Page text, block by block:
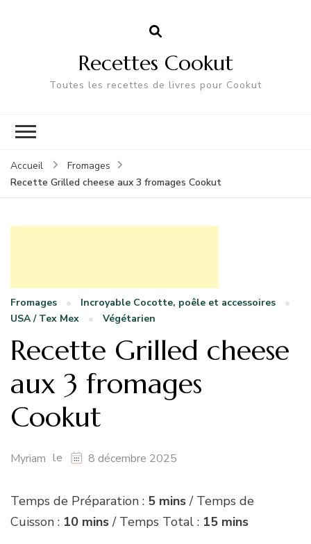
Recettes Cookut
Toutes les recettes de livres pour Cookut
Accueil
Fromages
Recette Grilled cheese aux 3 fromages Cookut
Fromages
Incroyable Cocotte, poêle et accessoires
USA / Tex Mex
Végétarien
Recette Grilled cheese
aux 3 fromages
Cookut
Myriam le 8 décembre 2025
Temps de Préparation : 5 mins/ Temps de
Cuisson : 10 mins/ Temps Total : 15 mins